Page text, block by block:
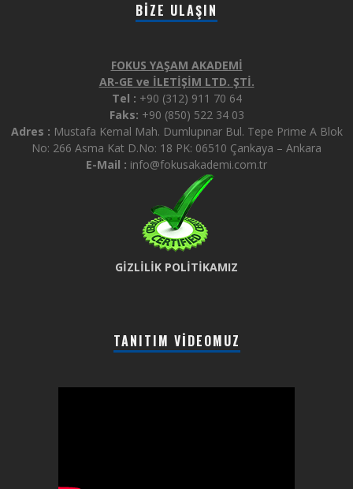
BIZE ULAŞIN
FOKUS YAŞAM AKADEMİ
AR-GE ve İLETİŞİM LTD. ŞTİ.
Tel : +90 (312) 911 70 64
Faks: +90 (850) 522 34 03
Adres : Mustafa Kemal Mah. Dumlupınar Bul. Tepe Prime A Blok
No: 266 Asma Kat D.No: 18 PK: 06510 Çankaya – Ankara
E-Mail : info@fokusakademi.com.tr
GİZLİLİK POLİTİKAMIZ
TANITIM VIDEOMUZ